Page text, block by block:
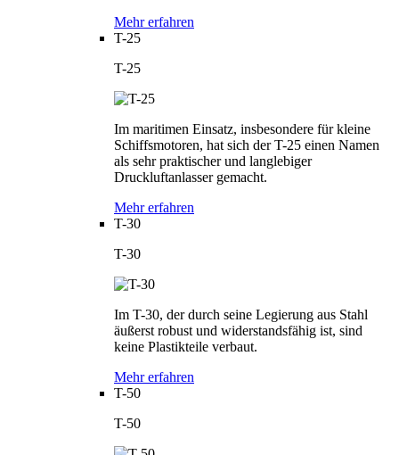
Mehr erfahren
T-25
T-25
Im maritimen Einsatz, insbesondere für kleine
Schiffsmotoren, hat sich der T-25 einen Namen
als sehr praktischer und langlebiger
Druckluftanlasser gemacht.
Mehr erfahren
T-30
T-30
Im T-30, der durch seine Legierung aus Stahl
äußerst robust und widerstandsfähig ist, sind
keine Plastikteile verbaut.
Mehr erfahren
T-50
T-50